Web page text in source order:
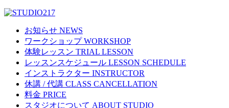
お知らせ NEWS
ワークショップ WORKSHOP
体験レッスン TRIAL LESSON
レッスンスケジュール LESSON SCHEDULE
インストラクター INSTRUCTOR
休講 / 代講 CLASS CANCELLATION
料金 PRICE
スタジオについて ABOUT STUDIO